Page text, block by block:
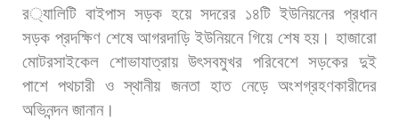
র্যালিটি বাইপাস সড়ক হয়ে সদরের ১৪টি ইউনিয়নের প্রধান
সড়ক প্রদক্ষিণ শেষে আগরদাড়ি ইউনিয়নে গিয়ে শেষ হয়। হাজারো
মোটরসাইকেল শোভাযাত্রায় উৎসবমুখর পরিবেশে সড়কের দুই
পাশে পথচারী ও স্থানীয় জনতা হাত নেড়ে অংশগ্রহণকারীদের
অভিনন্দন জানান।